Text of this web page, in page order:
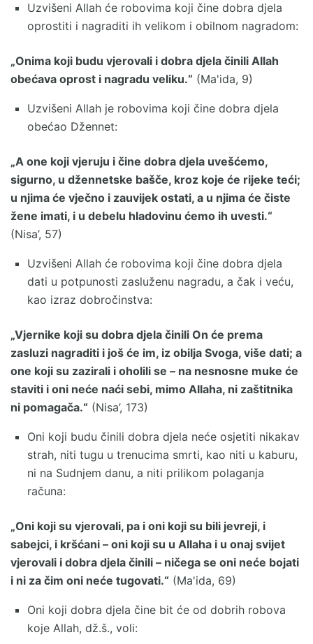
Uzvišeni Allah će robovima koji čine dobra djela
oprostiti i nagraditi ih velikom i obilnom nagradom:
„Onima koji budu vjerovali i dobra djela činili Allah
obećava oprost i nagradu veliku.“ (Ma'ida, 9)
Uzvišeni Allah je robovima koji čine dobra djela
obećao Džennet:
„A one koji vjeruju i čine dobra djela uvešćemo,
sigurno, u džennetske bašče, kroz koje će rijeke teći;
u njima će vječno i zauvijek ostati, a u njima će čiste
žene imati, i u debelu hladovinu ćemo ih uvesti.“
(Nisa’, 57)
Uzvišeni Allah će robovima koji čine dobra djela
dati u potpunosti zasluženu nagradu, a čak i veću,
kao izraz dobročinstva:
„Vjernike koji su dobra djela činili On će prema
zasluzi nagraditi i još će im, iz obilja Svoga, više dati; a
one koji su zazirali i oholili se – na nesnosne muke će
staviti i oni neće naći sebi, mimo Allaha, ni zaštitnika
ni pomagača.“ (Nisa’, 173)
Oni koji budu činili dobra djela neće osjetiti nikakav
strah, niti tugu u trenucima smrti, kao niti u kaburu,
ni na Sudnjem danu, a niti prilikom polaganja
računa:
„Oni koji su vjerovali, pa i oni koji su bili jevreji, i
sabejci, i kršćani – oni koji su u Allaha i u onaj svijet
vjerovali i dobra djela činili – ničega se oni neće bojati
i ni za čim oni neće tugovati.“ (Ma'ida, 69)
Oni koji dobra djela čine bit će od dobrih robova
koje Allah, dž.š., voli: